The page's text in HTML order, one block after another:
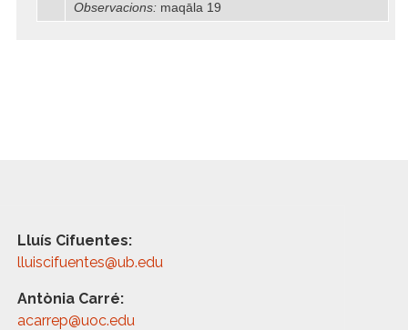
Observacions: maqāla 19
Lluís Cifuentes:
lluiscifuentes@ub.edu
Antònia Carré:
acarrep@uoc.edu